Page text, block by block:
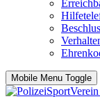
Mobile Menu Toggle